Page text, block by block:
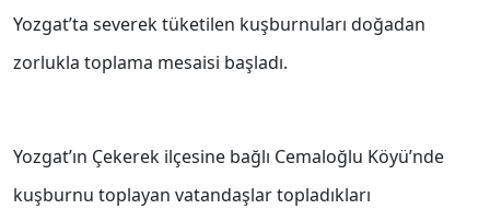
Yozgat’ta severek tüketilen kuşburnuları doğadan
zorlukla toplama mesaisi başladı.
Yozgat’ın Çekerek ilçesine bağlı Cemaloğlu Köyü’nde
kuşburnu toplayan vatandaşlar topladıkları